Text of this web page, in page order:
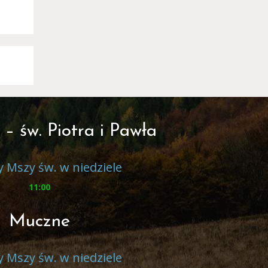
– św. Piotra i Pawła
Mszy św. w niedziele
11:00
Muczne
Mszy św. w niedziele